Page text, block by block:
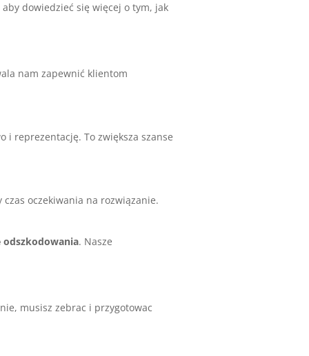
dowiedzieć się więcej o tym, jak
nam zapewnić klientom
reprezentację. To zwiększa szanse
oczekiwania na rozwiązanie.
odszkodowania. Nasze
musisz zebrac i przygotowac